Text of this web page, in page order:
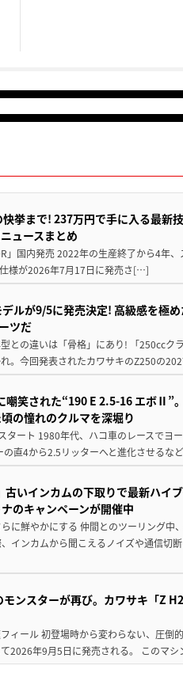
挙まで! 237万円で手に入る最新
ュースまとめ
」国内発売 2022年の生産終了から4年
様が2026年7月17日に発売さ[…]
ルが9/5に発売決定! 高級感を極
ツだ
との違いは「骨格」にあり! 「250ccク
。今回発表されたカワサキのZ250の
嘲笑された“190 E 2.5-16 エボⅡ”
の憧れのクルマを深堀り
タート 1980年代、ハコ車のレースでヨ
直4から2.5リッターへと進化させるな
古いインカムの下取りで最新ハイ
のキャンペーンが開催中
に鮮やかにする 仲間とのツーリング中
インカムから聞こえるノイズや通信切
ンスターが再び。カワサキ「Z
ィール 初登場時から変わらない、圧倒
2026年9月5日に発売される。 このマ